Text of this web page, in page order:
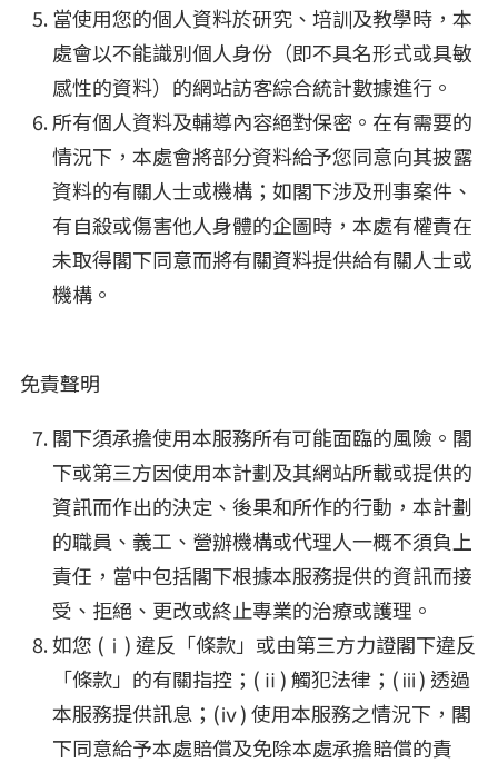
當使用您的個人資料於研究、培訓及教學時，本
處會以不能識別個人身份（即不具名形式或具敏
感性的資料）的網站訪客綜合統計數據進行。
所有個人資料及輔導內容絕對保密。在有需要的
情況下，本處會將部分資料給予您同意向其披露
資料的有關人士或機構；如閣下涉及刑事案件、
有自殺或傷害他人身體的企圖時，本處有權責在
未取得閣下同意而將有關資料提供給有關人士或
機構。
免責聲明
閣下須承擔使用本服務所有可能面臨的風險。閣
下或第三方因使用本計劃及其網站所載或提供的
資訊而作出的決定、後果和所作的行動，本計劃
的職員、義工、營辦機構或代理人一概不須負上
責任，當中包括閣下根據本服務提供的資訊而接
受、拒絕、更改或終止專業的治療或護理。
如您 (ⅰ) 違反「條款」或由第三方力證閣下違反
「條款」的有關指控；(ⅱ) 觸犯法律；(ⅲ) 透過
本服務提供訊息；(ⅳ) 使用本服務之情況下，閣
下同意給予本處賠償及免除本處承擔賠償的責